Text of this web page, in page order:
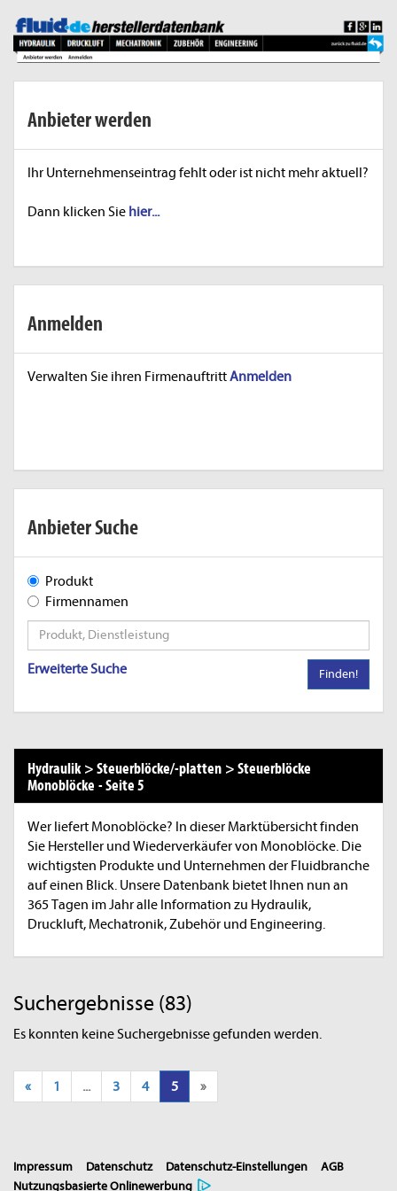
Anbieter werden
Ihr Unternehmenseintrag fehlt oder ist nicht mehr aktuell?
Dann klicken Sie hier...
Anmelden
Verwalten Sie ihren FirmenauftrittAnmelden
Anbieter Suche
Produkt
Firmennamen
Erweiterte Suche Finden!
Hydraulik >Steuerblöcke/-platten >Steuerblöcke
Monoblöcke -Seite 5
Wer liefert Monoblöcke? In dieser Marktübersicht finden
Sie Hersteller und Wiederverkäufer von Monoblöcke. Die
wichtigsten Produkte und Unternehmen der Fluidbranche
auf einen Blick. Unsere Datenbank bietet Ihnen nun an
365 Tagen im Jahr alle Information zu Hydraulik,
Druckluft, Mechatronik, Zubehör und Engineering.
Suchergebnisse (83)
Es konnten keine Suchergebnisse gefunden werden.
« 1 ... 3 4 5 »
Impressum Datenschutz Datenschutz-Einstellungen
AGB
Nutzungsbasierte Onlinewerbung